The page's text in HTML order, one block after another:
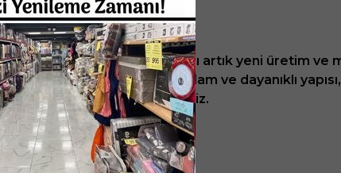
süsleyen Brillant markası artık yeni üretim ve
evinize taşıyacak. Sağlam ve dayanıklı
diye düşünmekteyiz.